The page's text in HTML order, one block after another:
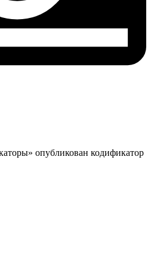
опубликован кодификатор